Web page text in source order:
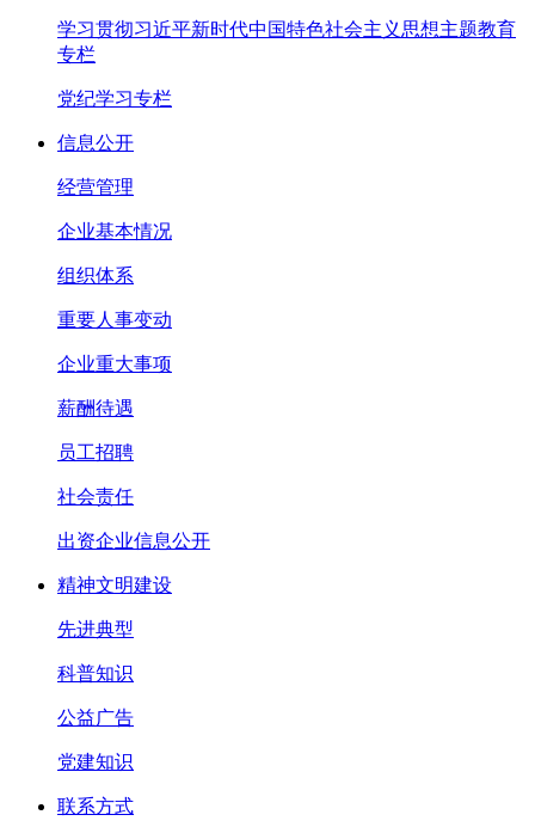
学习贯彻习近平新时代中国特色社会主义思想主题教育
专栏
党纪学习专栏
信息公开
经营管理
企业基本情况
组织体系
重要人事变动
企业重大事项
薪酬待遇
员工招聘
社会责任
出资企业信息公开
精神文明建设
先进典型
科普知识
公益广告
党建知识
联系方式